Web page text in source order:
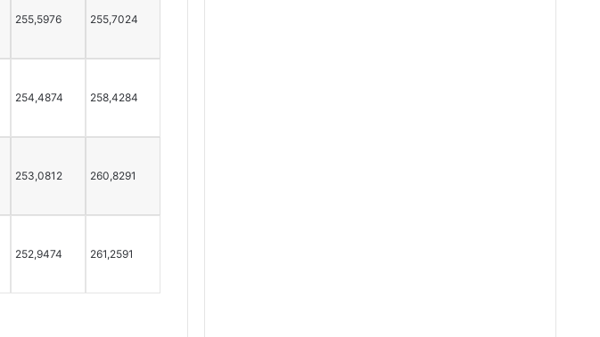
255,5976 255,7024
254,4874 258,4284
253,0812 260,8291
252,9474 261,2591